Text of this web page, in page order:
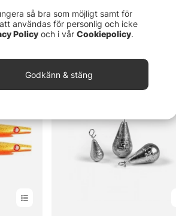
så bra som möjligt samt för
användas för personlig och icke
Policy och i vår Cookiepolicy.
Godkänn & stäng